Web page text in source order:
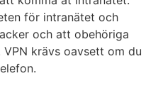
för intranätet och
och att obehöriga
krävs oavsett om du